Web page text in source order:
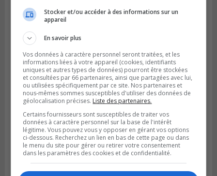
LA PRAIRIE
Publié le 5 août 2026 à 11h59
La Prairie loue des espaces de glace
jusqu’en avril 2027
Stocker et/ou accéder à des informations sur un
appareil
En savoir plus
Vos données à caractère personnel seront traitées, et les
informations liées à votre appareil (cookies, identifiants
uniques et autres types de données) pourront être stockées
et consultées par 66 partenaires, ainsi que partagées avec lui,
ou utilisées spécifiquement par ce site. Nos partenaires et
nous-mêmes sommes susceptibles d'utiliser des données de
géolocalisation précises. Liste des partenaires.
Certains fournisseurs sont susceptibles de traiter vos
données à caractère personnel sur la base de l'intérêt
légitime. Vous pouvez vous y opposer en gérant vos options
ci-dessous. Recherchez un lien en bas de cette page ou dans
le menu du site pour gérer ou retirer votre consentement
dans les paramètres des cookies et de confidentialité.